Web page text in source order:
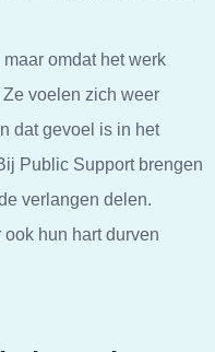
omdat het werk
voelen zich weer
dat gevoel is in het
Public Support brengen
verlangen delen.
hun hart durven